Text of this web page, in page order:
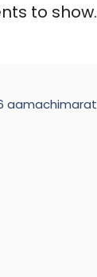
to show.